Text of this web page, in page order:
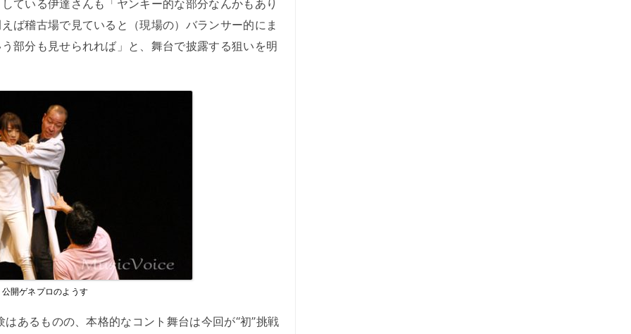
いる伊達さんも「ヤンキー的な部分なんかもあり
ば稽古場で見ていると（現場の）バランサー的にま
部分も見せられれば」と、舞台で披露する狙いを明
公開ゲネプロのようす
あるものの、本格的なコント舞台は今回が“初”挑戦